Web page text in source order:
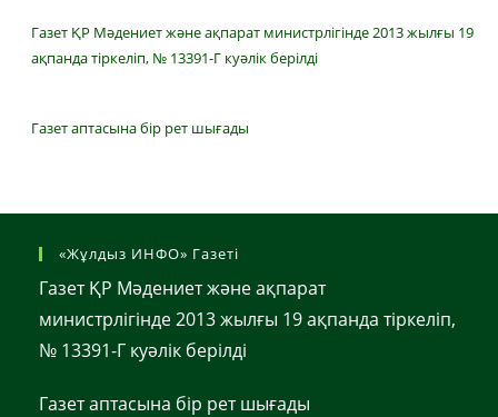
Газет ҚР Мәдениет және ақпарат министрлігінде 2013 жылғы 19
ақпанда тіркеліп, № 13391-Г куәлік берілді
Газет аптасына бір рет шығады
«Жұлдыз ИНФО» Газеті
Газет ҚР Мәдениет және ақпарат
министрлігінде 2013 жылғы 19 ақпанда тіркеліп,
№ 13391-Г куәлік берілді
Газет аптасына бір рет шығады